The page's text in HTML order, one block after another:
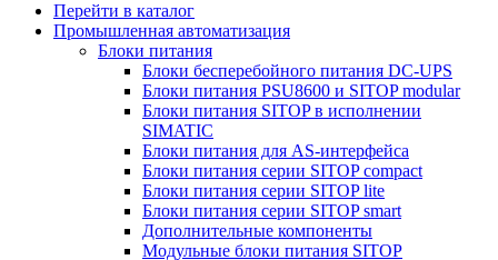
Перейти в каталог
Промышленная автоматизация
Блоки питания
Блоки бесперебойного питания DC-UPS
Блоки питания PSU8600 и SITOP modular
Блоки питания SITOP в исполнении
SIMATIC
Блоки питания для AS-интерфейса
Блоки питания серии SITOP compact
Блоки питания серии SITOP lite
Блоки питания серии SITOP smart
Дополнительные компоненты
Модульные блоки питания SITOP